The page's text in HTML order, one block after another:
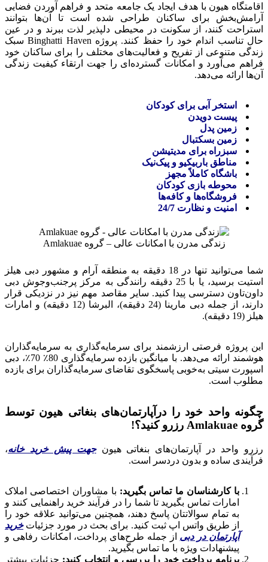
اقامتگاه هیون با هدف ایجاد یک جامعه متحد و فراهم آوردن فضایی
آرامش‌بخش برای ساکنان طراحی شده است تا آن‌ها بتوانند
استراحت کنند، از سکونت در محیطی دلپذیر لذت ببرند و در عین
حال تناسب اندام خود را حفظ کنند. پروژه Binghatti Haven سبک
زندگی متنوعی از تفریح و فعالیت‌های مختلف را برای ساکنان خود
فراهم می‌آورد و امکانات گسترده‌ای را جهت ارتقاء کیفیت زندگی
آن‌ها ارائه می‌دهد.
استخر آبی برای کودکان
پیست دویدن
زمین پدل
زمین بسکتبال
سبزراه برای مدیتیشن
مناطق باربیکیو و پیک‌نیک
باشگاه کاملاً مجهز
محوطه بازی کودکان
فروشگاه‌ها و کافه‌ها
امنیت و نظارت 24/7
زندگی مدرن با امکانات عالی – گروه Amlakuae
شما می‌توانید تنها در 18 دقیقه به منطقه آرام و مشهور دبی هیلز
استیت برسید، یا با 25 دقیقه رانندگی به مرکز پرجنب‌وجوش دبی
داون‌تاون دسترسی پیدا کنید. سایر مقاصد مهم نیز در نزدیکی قرار
دارند، از جمله دبی مارینا (24 دقیقه)، البرشا (12 دقیقه) و امارات
هیلز (19 دقیقه).
این پروژه فرصتی ارزشمند برای سرمایه‌گذاری به سرمایه‌گذاران
هوشمند ارائه می‌دهد. با میانگین بازده سرمایه‌گذاری 80٪ 70٪، دبی
اسپورت سیتی به‌خوبی پاسخگوی تقاضای سرمایه‌گذاران برای بازده
مطلوب است.
چگونه واحد خود را درآپارتمان‌های بنغاتی هیون توسط
گروه Amlakuae رزرو کنید؟!
رزرو واحد در آپارتمان‌های بنغاتی هیونجهت پیش خرید خانه،
فرآیندی ساده و بدون دردسر است.
با کارشناسان ما تماس بگیرید: با مشاوران اختصاصی املاک
امارات تماس بگیرید تا شما را در فرآیند خرید راهنمایی کنند و
به تمام سوالاتتان پاسخ دهند، همچنین می‌توانید علاقه خود را
از طریق واتس اپ ثبت کنید. برای بحث در مورد جزئیاتخرید
آپارتمان در دبی از جمله طرح‌های پرداخت، امکانات رفاهی و
پیشنهادات ویژه با ما تماس بگیرید.
برنامه پرداخت خود را بررسی و انتخاب کنید: جزئیات بیشتر